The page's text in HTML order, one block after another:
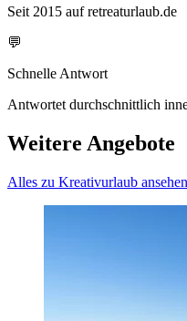
Seit 2015 auf retreaturlaub.de
💬
Schnelle Antwort
Antwortet durchschnittlich
Weitere Angebote
Alles zu Kreativurlaub ansehen